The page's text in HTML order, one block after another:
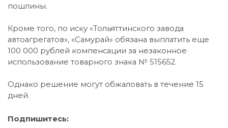
пошлины.
Кроме того, по иску «Тольяттинского завода
автоагрегатов», «Самурай» обязана выплатить еще
100 000 рублей компенсации за незаконное
использование товарного знака № 515652.
Однако решение могут обжаловать в течение 15
дней.
Подпишитесь: